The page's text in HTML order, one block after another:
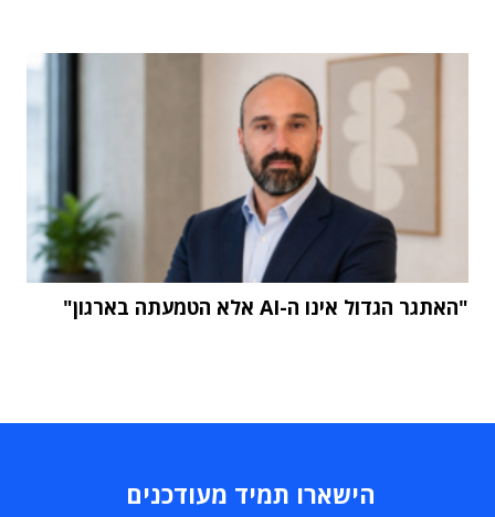
"האתגר הגדול אינו ה-AI אלא הטמעתה בארגון"
הישארו תמיד מעודכנים